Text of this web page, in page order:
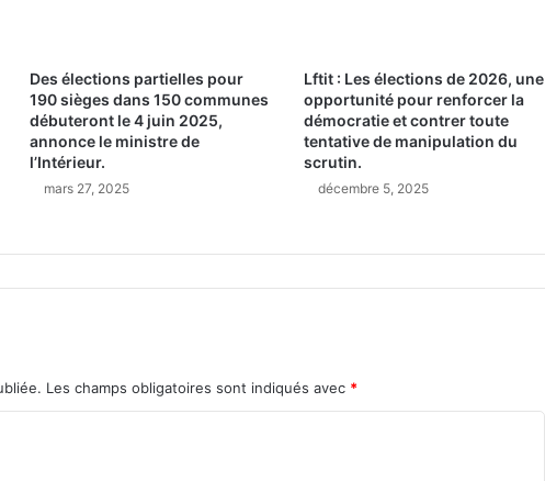
Des élections partielles pour
190 sièges dans 150 communes
débuteront le 4 juin 2025,
annonce le ministre de
l’Intérieur.
mars 27, 2025
Lftit : Les élections de 2026, une
opportunité pour renforcer la
démocratie et contrer toute
tentative de manipulation du
scrutin.
décembre 5, 2025
Les champs obligatoires sont indiqués avec *